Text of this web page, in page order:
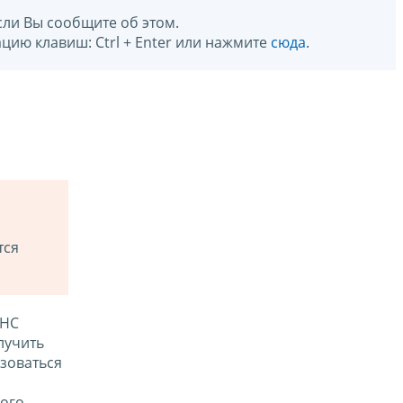
Вы сообщите об этом.
клавиш: Ctrl + Enter или нажмите сюда.